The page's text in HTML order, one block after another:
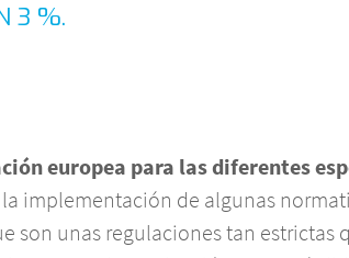
3 %.
europea para las diferentes
implementación de algunas
son unas regulaciones tan estrictas